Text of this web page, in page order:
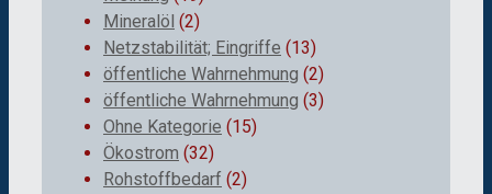
Mineralöl (2)
Netzstabilität; Eingriffe (13)
öffentliche Wahrnehmung (2)
öffentliche Wahrnehmung (3)
Ohne Kategorie (15)
Ökostrom (32)
Rohstoffbedarf (2)